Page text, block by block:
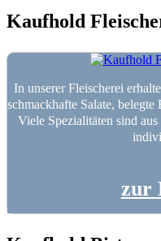
Kaufhold
In unserer Fleischerei
schmackhafte Salate, belegte
Viele Spezialitäten sind
zur